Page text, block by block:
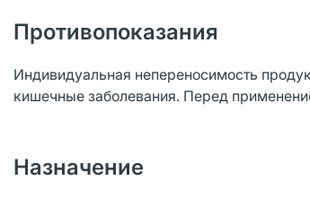
Противопоказания
Индивидуальная непереносимость
кишечные заболевания. Перед
Назначение